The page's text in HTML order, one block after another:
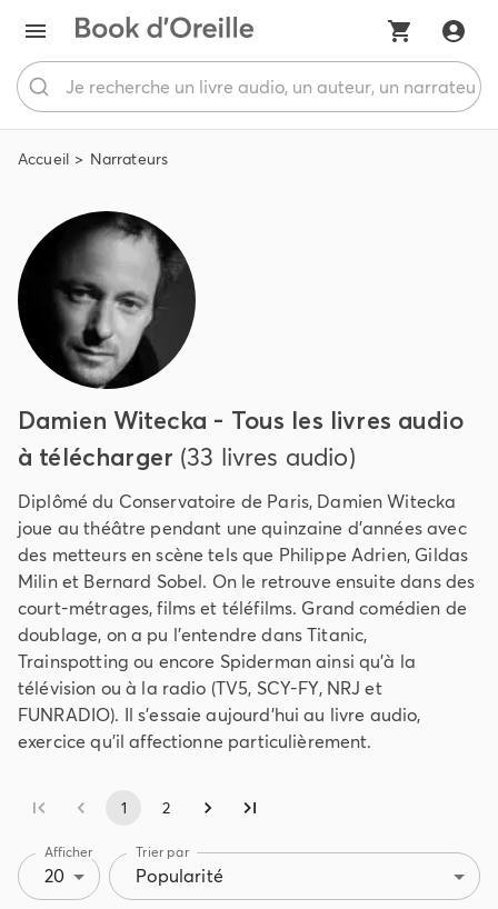
Accueil Narrateurs
Damien Witecka - Tous les livres audio
à télécharger (33 livres audio)
Diplômé du Conservatoire de Paris, Damien Witecka
joue au théâtre pendant une quinzaine d'années avec
des metteurs en scène tels que Philippe Adrien, Gildas
Milin et Bernard Sobel. On le retrouve ensuite dans des
court-métrages, films et téléfilms. Grand comédien de
doublage, on a pu l'entendre dans Titanic,
Trainspotting ou encore Spiderman ainsi qu'à la
télévision ou à la radio (TV5, SCY-FY, NRJ et
FUNRADIO). Il s'essaie aujourd'hui au livre audio,
exercice qu'il affectionne particulièrement.
1 2
Afficher
20
Trier par
Popularité